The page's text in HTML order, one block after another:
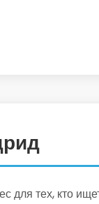
тех, кто